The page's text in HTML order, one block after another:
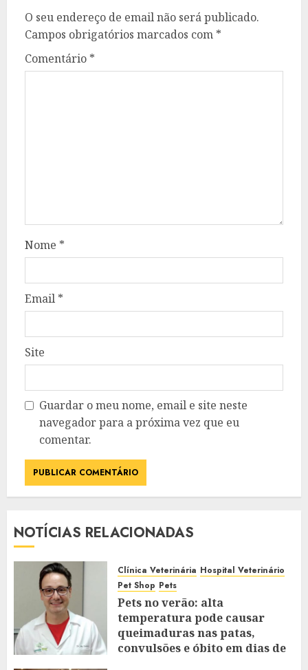
O seu endereço de email não será publicado.
Campos obrigatórios marcados com *
Comentário *
Nome *
Email *
Site
Guardar o meu nome, email e site neste
navegador para a próxima vez que eu
comentar.
NOTÍCIAS RELACIONADAS
Clínica Veterinária Hospital Veterinário
Pet Shop Pets
Pets no verão: alta
temperatura pode causar
queimaduras nas patas,
convulsões e óbito em dias de